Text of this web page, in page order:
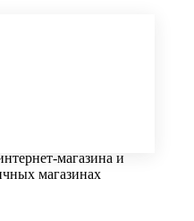
магазина и
магазинах